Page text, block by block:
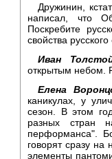
Дружинин,
написал, что
Поскребите
свойства
Иван
открытым небом.
Елена
каникулах, у
сезон. В этом
разных стран
перформанса".
говорят сразу
элементы